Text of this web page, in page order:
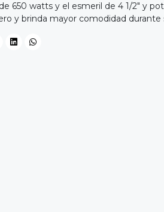
650 watts y el esmeril de 4 1/2" y
y brinda mayor comodidad durante